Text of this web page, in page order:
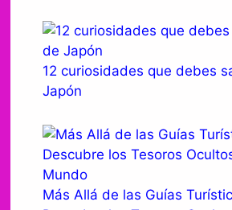
12 curiosidades que debes
Japón
Más Allá de las Guías